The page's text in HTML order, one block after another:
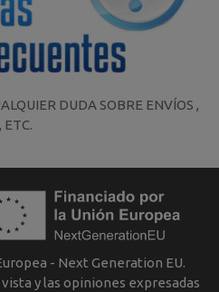
DUDA SOBRE ENVÍOS ,
ETC.
- Next Generation EU.
y las opiniones expresadas